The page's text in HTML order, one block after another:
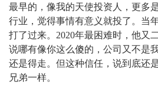
最早的，像我的天使投资人，更多
行业，觉得事情有意义就投了。当
打了过来。2020年最困难时，他又
说哪有像你这么傻的，公司又不是
还是得走。但这种信任，说到底还
兄弟一样。